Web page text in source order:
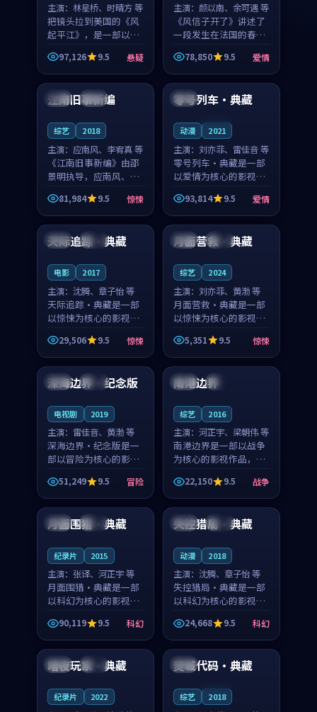
主演： 林星桥、时晴方 等
把镜头拉到美国的《风
起平江》，是一部以时
光记忆为底色的悬疑作
品。林星桥和时晴方贡
献了2020年颇受关注的
合作演出，影片在情感
层次与现实质感之间
97,126 9.5 悬疑
主演： 颜以南、余可遇 等
《风信子开了》讲述了
一段发生在法国的春日
漫步故事。颜以南饰演
的主角与余可遇的角色
因一场意外卷入更深的
纠葛，爱情元素贯穿始
终，节奏稳健而富有张
78,850 9.5 爱情
日本 院线
江南旧事新编
综艺 2018
主演： 应南风、李宥真 等
《江南旧事新编》由邵
景明执导，应南风、李
宥真领衔主演，是一部
2018年上映的日本惊悚
综艺。影片以邻里温情
遇到告别都浸着真实
81,984 9.5 惊悚
中国
零号列车·典藏
动漫 2021
主演： 刘亦菲、雷佳音 等
零号列车·典藏是一部
以爱情为核心的影视作
品，围绕危机、反转与
人物成长展开，整体节
奏紧凑，值得推荐观
看。
93,814 9.5 爱情
韩国 完结
天际追踪·典藏
电影 2017
主演： 沈腾、章子怡 等
天际追踪·典藏是一部
以惊悚为核心的影视作
品，围绕危机、反转与
人物成长展开，整体节
奏紧凑，值得推荐观
29,506 9.5 惊悚
日本 高分
月面营救·典藏
综艺 2024
主演： 刘亦菲、黄渤 等
月面营救·典藏是一部
以惊悚为核心的影视作
品，围绕危机、反转与
人物成长展开，整体节
奏紧凑，值得推荐观
看。
5,351 9.5 惊悚
泰国 独播
深海边界·纪念版
电视剧 2019
主演： 雷佳音、黄渤 等
深海边界·纪念版是一
部以冒险为核心的影视
作品，围绕危机、反转
与人物成长展开，整体
节奏紧凑，值得推荐观
看。
51,249 9.5 冒险
美国 院线
南港边界
综艺 2016
主演： 河正宇、梁朝伟 等
南港边界是一部以战争
为核心的影视作品，围
绕危机、反转与人物成
长展开，整体节奏紧
凑，值得推荐观看。
22,150 9.5 战争
法国 完结
月面围猎·典藏
纪录片 2015
主演： 张译、河正宇 等
月面围猎·典藏是一部
以科幻为核心的影视作
品，围绕危机、反转与
人物成长展开，整体节
奏紧凑，值得推荐观
看。
90,119 9.5 科幻
泰国 高分
失控猎局·典藏
动漫 2018
主演： 沈腾、章子怡 等
失控猎局·典藏是一部
以科幻为核心的影视作
品，围绕危机、反转与
人物成长展开，整体节
奏紧凑，值得推荐观
看。
24,668 9.5 科幻
中国 完结
暗夜玩家·典藏
纪录片 2022
美国
焚城代码·典藏
综艺 2018